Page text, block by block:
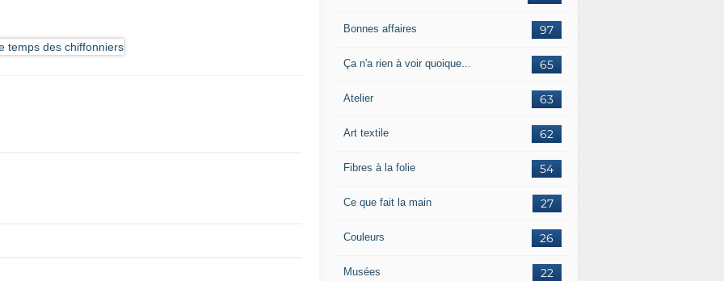
97
Bonnes affaires
65
Ça n'a rien à voir quoique...
63
Atelier
62
Art textile
54
Fibres à la folie
27
Ce que fait la main
26
Couleurs
22
Musées